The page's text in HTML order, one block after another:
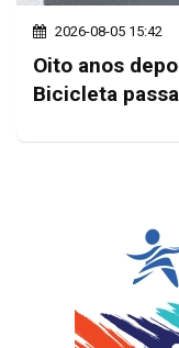
2026-08-05 15:42
Oito anos
Bicicleta